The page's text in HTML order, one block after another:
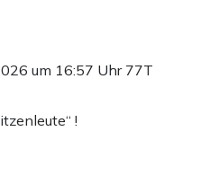
um 16:57 Uhr 77T
!